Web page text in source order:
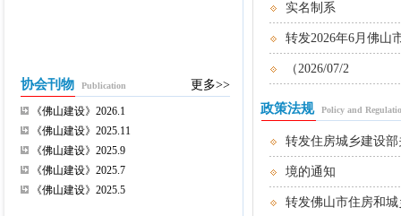
协会刊物 Publication 更多>>
《佛山建设》2026.1
《佛山建设》2025.11
《佛山建设》2025.9
《佛山建设》2025.7
《佛山建设》2025.5
实名制系
转发2026年6月佛山
（2026/07/2
政策法规Policy and
转发住房城乡建设
境的通知
转发佛山市住房和